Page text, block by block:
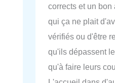
corrects et un bon
qui ça ne plait
vérifiés ou d'être
qu'ils dépassent
qu'à faire leurs